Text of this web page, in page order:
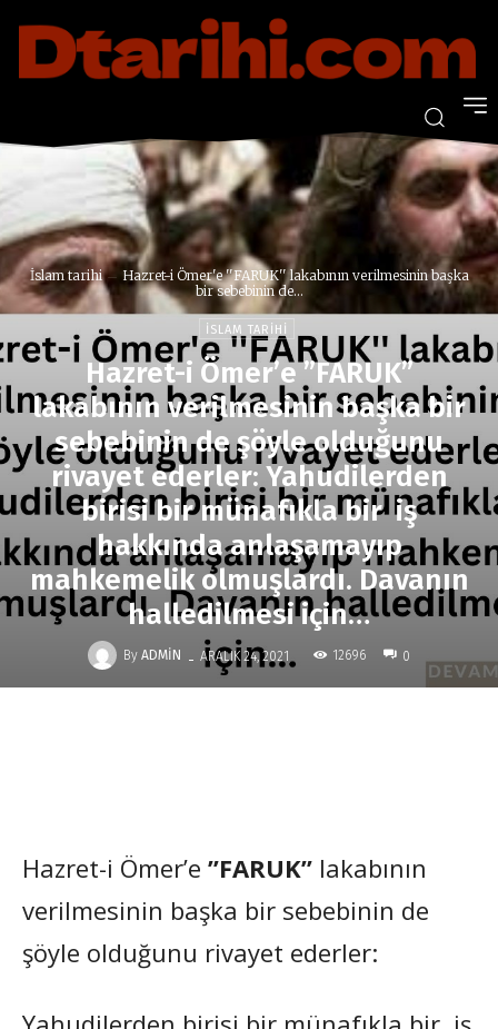
İslam tarihi
Hazret-i Ömer'e ''FARUK'' lakabının verilmesinin başka
bir sebebinin de...
İSLAM TARIHI
Hazret-i Ömer’e ”FARUK”
lakabının verilmesinin başka bir
sebebinin de şöyle olduğunu
rivayet ederler: Yahudilerden
birisi bir münafıkla bir iş
hakkında anlaşamayıp
mahkemelik olmuşlardı. Davanın
halledilmesi için…
By ADMIN - ARALIK 24, 2021 12696 0
Hazret-i Ömer’e ”FARUK” lakabının
verilmesinin başka bir sebebinin de
şöyle olduğunu rivayet ederler: